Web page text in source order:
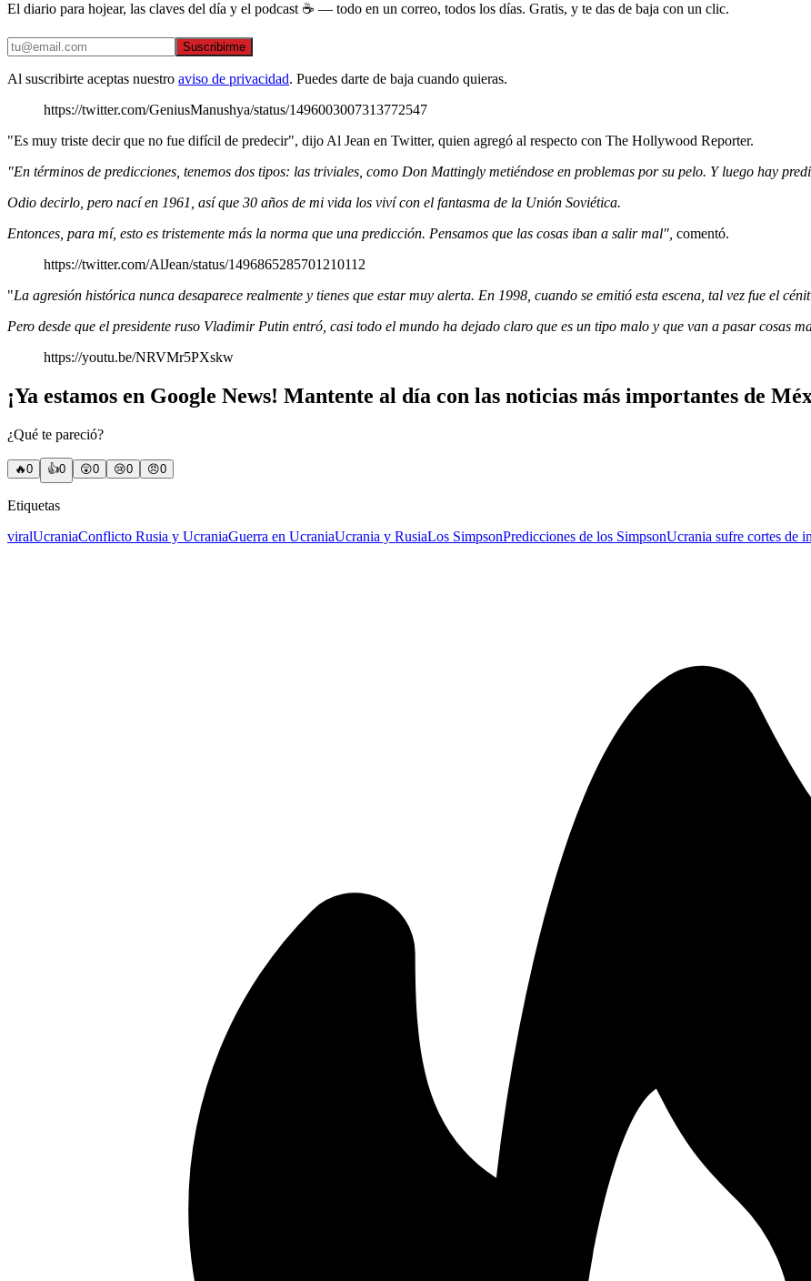
El diario para hojear, las claves del día y el podcast ☕ — todo en un correo, todos los días. Gratis, y te das de baja con un clic.
Suscribirme
Al suscribirte aceptas nuestro aviso de privacidad. Puedes darte de baja cuando quieras.
https://twitter.com/GeniusManushya/status/1496003007313772547
"Es muy triste decir que no fue difícil de predecir", dijo Al Jean en Twitter, quien agregó al respecto con The Hollywood Reporter.
"En términos de predicciones, tenemos dos tipos: las triviales, como Don Mattingly metiéndose en problemas por su pelo. Y luego hay
Odio decirlo, pero nací en 1961, así que 30 años de mi vida los viví con el fantasma de la Unión Soviética.
Entonces, para mí, esto es tristemente más la norma que una predicción. Pensamos que las cosas iban a salir mal", comentó.
https://twitter.com/AlJean/status/1496865285701210112
"La agresión histórica nunca desaparece realmente y tienes que estar muy alerta. En 1998, cuando se emitió esta escena, tal vez fue el
Pero desde que el presidente ruso Vladimir Putin entró, casi todo el mundo ha dejado claro que es un tipo malo y que van a pasar cosas
https://youtu.be/NRVMr5PXskw
¡Ya estamos en Google News! Mantente al día con las noticias más importantes de
¿Qué te pareció?
🔥0 👍0 😲0 😢0 😠0
Etiquetas
viralUcraniaConflicto Rusia y UcraniaGuerra en UcraniaUcrania y RusiaLos SimpsonPredicciones de los SimpsonUcrania sufre cortes de